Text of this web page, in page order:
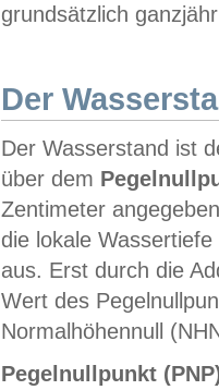
grundsätzlich
Der
Der Wasserstand ist
über dem
Zentimeter
die lokale
aus. Erst durch die
Wert des
Normalhöhennull
Pegelnullpunkt